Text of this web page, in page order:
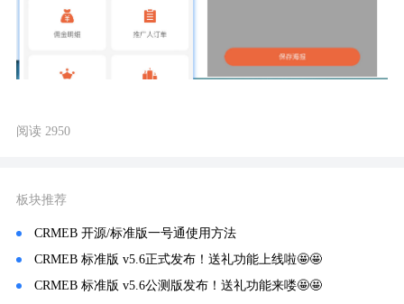
阅读 2950
板块推荐
CRMEB 开源/标准版一号通使用方法
CRMEB 标准版 v5.6正式发布！送礼功能上线啦🤩🤩
CRMEB 标准版 v5.6公测版发布！送礼功能来喽🤩🤩